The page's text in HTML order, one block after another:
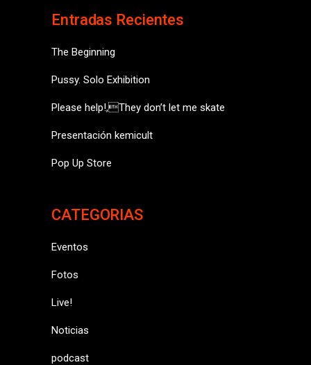
Entradas Recientes
The Beginning
Pussy. Solo Exhibition
Please help!,They don’t let me skate
Presentación kemicult
Pop Up Store
CATEGORIAS
Eventos
Fotos
Live!
Noticias
podcast